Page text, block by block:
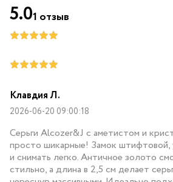
Клавдия Л.
2026-06-20 09:00:18
Серьги Alcozer&J с аметистом и
просто шикарные! Замок штифтовой,
и снимать легко. Античное золото
стильно, а длина в 2,5 см делает
5.01 отзыв